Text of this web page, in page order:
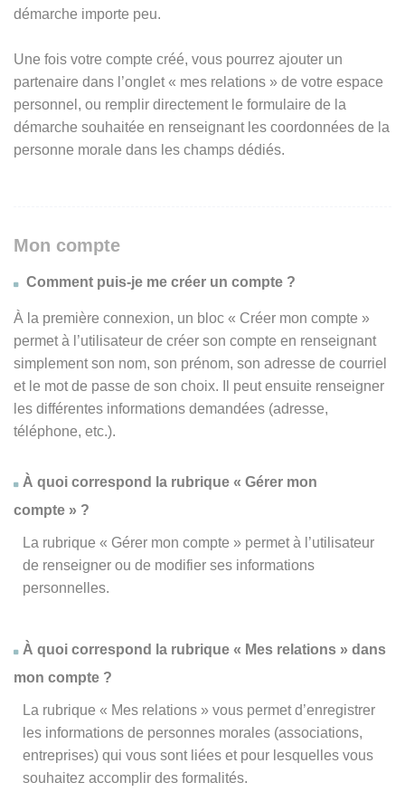
démarche importe peu.
Une fois votre compte créé, vous pourrez ajouter un
partenaire dans l’onglet « mes relations » de votre espace
personnel, ou remplir directement le formulaire de la
démarche souhaitée en renseignant les coordonnées de la
personne morale dans les champs dédiés.
Mon compte
Comment puis-je me créer un compte ?
À la première connexion, un bloc « Créer mon compte »
permet à l’utilisateur de créer son compte en renseignant
simplement son nom, son prénom, son adresse de courriel
et le mot de passe de son choix. Il peut ensuite renseigner
les différentes informations demandées (adresse,
téléphone, etc.).
À quoi correspond la rubrique « Gérer mon
compte » ?
La rubrique « Gérer mon compte » permet à l’utilisateur
de renseigner ou de modifier ses informations
personnelles.
À quoi correspond la rubrique « Mes relations » dans
mon compte ?
La rubrique « Mes relations » vous permet d’enregistrer
les informations de personnes morales (associations,
entreprises) qui vous sont liées et pour lesquelles vous
souhaitez accomplir des formalités.